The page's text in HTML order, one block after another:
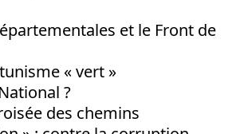
et le Front de
« vert »
?
des chemins